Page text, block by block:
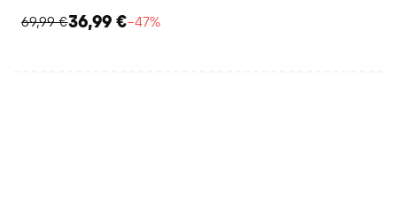
69,99 €36,99 €−47%